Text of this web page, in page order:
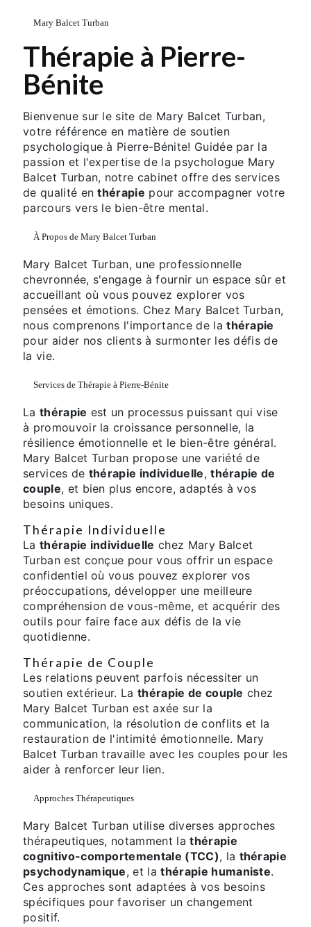
Mary Balcet Turban
Thérapie à Pierre-
Bénite
Bienvenue sur le site de Mary Balcet Turban,
votre référence en matière de soutien
psychologique à Pierre-Bénite! Guidée par la
passion et l'expertise de la psychologue Mary
Balcet Turban, notre cabinet offre des services
de qualité enthérapie pour accompagner votre
parcours vers le bien-être mental.
À Propos de Mary Balcet Turban
Mary Balcet Turban, une professionnelle
chevronnée, s'engage à fournir un espace sûr et
accueillant où vous pouvez explorer vos
pensées et émotions. Chez Mary Balcet Turban,
nous comprenons l'importance de lathérapie
pour aider nos clients à surmonter les défis de
la vie.
Services de Thérapie à Pierre-Bénite
La thérapie est un processus puissant qui vise
à promouvoir la croissance personnelle, la
résilience émotionnelle et le bien-être général.
Mary Balcet Turban propose une variété de
services de thérapie individuelle,thérapie de
couple, et bien plus encore, adaptés à vos
besoins uniques.
Thérapie Individuelle
La thérapie individuelle chez Mary Balcet
Turban est conçue pour vous offrir un espace
confidentiel où vous pouvez explorer vos
préoccupations, développer une meilleure
compréhension de vous-même, et acquérir des
outils pour faire face aux défis de la vie
quotidienne.
Thérapie de Couple
Les relations peuvent parfois nécessiter un
soutien extérieur. Lathérapie de couple chez
Mary Balcet Turban est axée sur la
communication, la résolution de conflits et la
restauration de l'intimité émotionnelle. Mary
Balcet Turban travaille avec les couples pour les
aider à renforcer leur lien.
Approches Thérapeutiques
Mary Balcet Turban utilise diverses approches
thérapeutiques, notamment lathérapie
cognitivo-comportementale (TCC), la thérapie
psychodynamique, et lathérapie humaniste.
Ces approches sont adaptées à vos besoins
spécifiques pour favoriser un changement
positif.